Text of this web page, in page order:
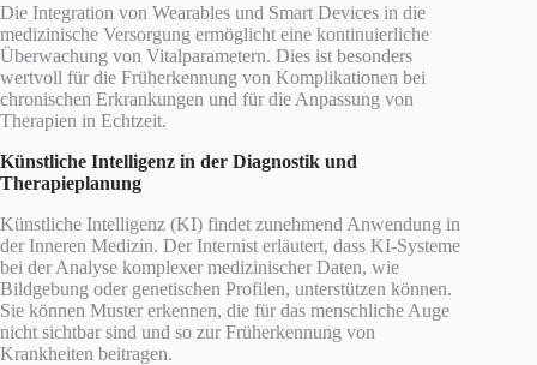
Die Integration von Wearables und Smart Devices in die
medizinische Versorgung ermöglicht eine kontinuierliche
Überwachung von Vitalparametern. Dies ist besonders
wertvoll für die Früherkennung von Komplikationen bei
chronischen Erkrankungen und für die Anpassung von
Therapien in Echtzeit.
Künstliche Intelligenz in der Diagnostik und
Therapieplanung
Künstliche Intelligenz (KI) findet zunehmend Anwendung in
der Inneren Medizin. Der Internist erläutert, dass KI-Systeme
bei der Analyse komplexer medizinischer Daten, wie
Bildgebung oder genetischen Profilen, unterstützen können.
Sie können Muster erkennen, die für das menschliche Auge
nicht sichtbar sind und so zur Früherkennung von
Krankheiten beitragen.